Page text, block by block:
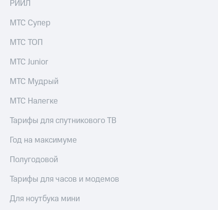
РИИЛ
МТС Супер
МТС ТОП
МТС Junior
МТС Мудрый
МТС Налегке
Тарифы для спутникового ТВ
Год на максимуме
Полугодовой
Тарифы для часов и модемов
Для ноутбука мини